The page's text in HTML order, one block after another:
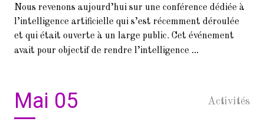
Nous revenons aujourd’hui sur une conférence dédiée à
l’intelligence artificielle qui s’est récemment déroulée
et qui était ouverte à un large public. Cet événement
avait pour objectif de rendre l’intelligence ...
Mai 05 Activités